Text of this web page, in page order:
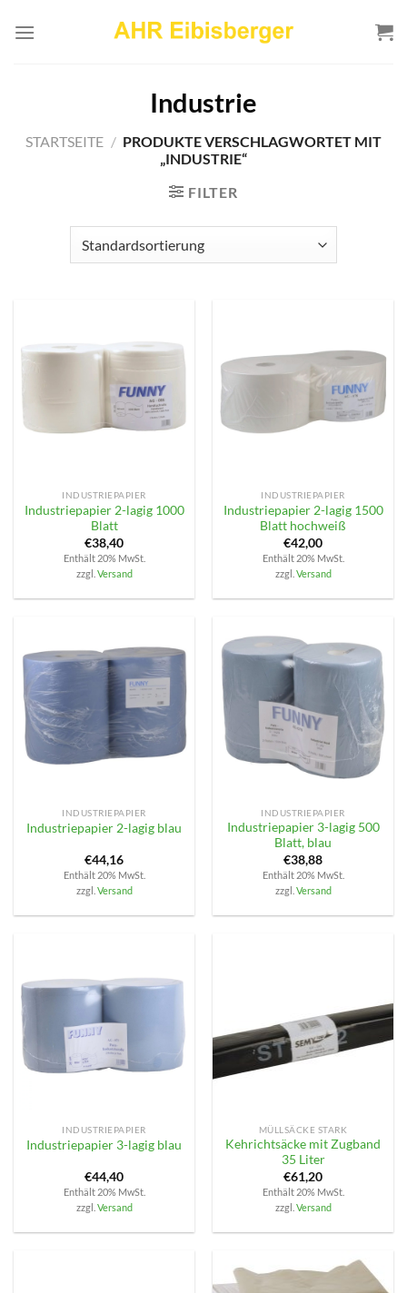
Inhalt
Industrie
STARTSEITE / PRODUKTE VERSCHLAGWORTET MIT
„INDUSTRIE“
FILTER
INDUSTRIEPAPIER
Industriepapier 2-lagig 1000
Blatt
€38,40
Enthält 20% MwSt.
zzgl. Versand
INDUSTRIEPAPIER
Industriepapier 2-lagig 1500
Blatt hochweiß
€42,00
Enthält 20% MwSt.
zzgl. Versand
INDUSTRIEPAPIER
Industriepapier 2-lagig blau
€44,16
Enthält 20% MwSt.
zzgl. Versand
INDUSTRIEPAPIER
Industriepapier 3-lagig 500
Blatt, blau
€38,88
Enthält 20% MwSt.
zzgl. Versand
INDUSTRIEPAPIER
Industriepapier 3-lagig blau
€44,40
Enthält 20% MwSt.
zzgl. Versand
MÜLLSÄCKE STARK
Kehrichtsäcke mit Zugband
35 Liter
€61,20
Enthält 20% MwSt.
zzgl. Versand